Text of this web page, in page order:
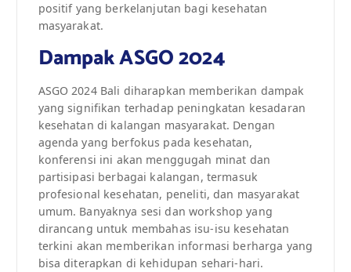
positif yang berkelanjutan bagi kesehatan
masyarakat.
Dampak ASGO 2024
ASGO 2024 Bali diharapkan memberikan dampak
yang signifikan terhadap peningkatan kesadaran
kesehatan di kalangan masyarakat. Dengan
agenda yang berfokus pada kesehatan,
konferensi ini akan menggugah minat dan
partisipasi berbagai kalangan, termasuk
profesional kesehatan, peneliti, dan masyarakat
umum. Banyaknya sesi dan workshop yang
dirancang untuk membahas isu-isu kesehatan
terkini akan memberikan informasi berharga yang
bisa diterapkan di kehidupan sehari-hari.